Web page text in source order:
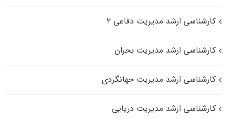
کارشناسی ارشد مدیریت دفاعی ۲
کارشناسی ارشد مدیریت بحران
کارشناسی ارشد مدیریت جهانگردی
کارشناسی ارشد مدیریت دریایی